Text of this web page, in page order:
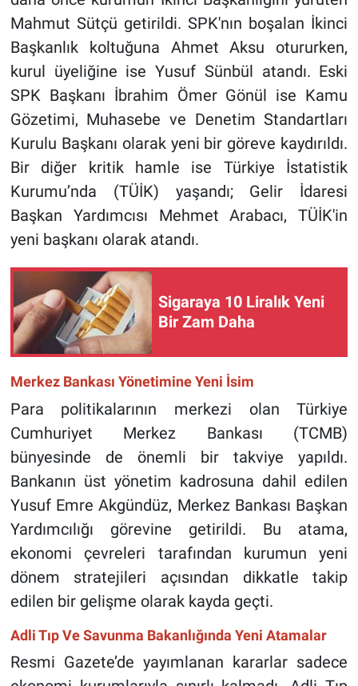
Mahmut Sütçü getirildi. SPK'nın boşalan İkinci
Başkanlık koltuğuna Ahmet Aksu otururken,
kurul üyeliğine ise Yusuf Sünbül atandı. Eski
SPK Başkanı İbrahim Ömer Gönül ise Kamu
Gözetimi, Muhasebe ve Denetim Standartları
Kurulu Başkanı olarak yeni bir göreve kaydırıldı.
Bir diğer kritik hamle ise Türkiye İstatistik
Kurumu’nda (TÜİK) yaşandı; Gelir İdaresi
Başkan Yardımcısı Mehmet Arabacı, TÜİK'in
yeni başkanı olarak atandı.
Sigaraya 10 Liralık Yeni
Bir Zam Daha
Merkez Bankası Yönetimine Yeni İsim
Para politikalarının merkezi olan Türkiye
Cumhuriyet Merkez Bankası (TCMB)
bünyesinde de önemli bir takviye yapıldı.
Bankanın üst yönetim kadrosuna dahil edilen
Yusuf Emre Akgündüz, Merkez Bankası Başkan
Yardımcılığı görevine getirildi. Bu atama,
ekonomi çevreleri tarafından kurumun yeni
dönem stratejileri açısından dikkatle takip
edilen bir gelişme olarak kayda geçti.
Adli Tıp Ve Savunma Bakanlığında Yeni Atamalar
Resmi Gazete’de yayımlanan kararlar sadece